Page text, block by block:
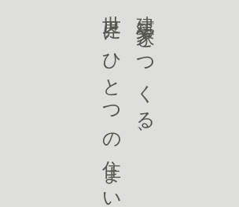
建築家とつくる、
世界にひとつの住まい